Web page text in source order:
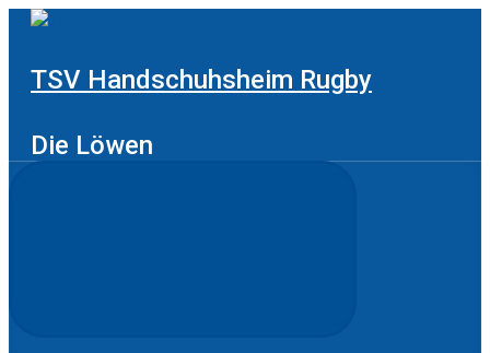
Zum
TSV Handschuhsheim Rugby
Die Löwen